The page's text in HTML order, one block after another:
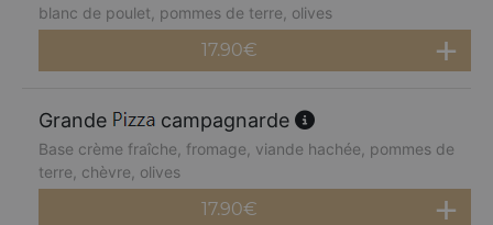
blanc de poulet, pommes de terre, olives
17.90€
Grande campagnarde
Base crème fraîche, fromage, viande hachée, pommes de
terre, chèvre, olives
17.90€